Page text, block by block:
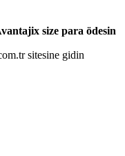
size para ödesin
sitesine gidin